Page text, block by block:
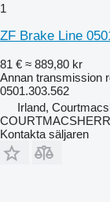
1
ZF Brake Line
81 € ≈ 889,80 kr
Annan transmission
0501.303.562
Irland,
Kontakta säljaren